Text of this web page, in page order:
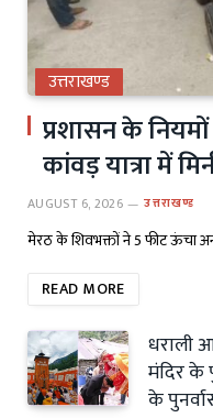
उत्तराखण्ड
प्रशासन के नियमों
कांवड़ यात्रा में
AUGUST 6, 2026 उत्तराखण्ड
मेरठ के शिवभक्तों ने 5 फीट ऊंचा
READ MORE
धराली
मंदिर के
के